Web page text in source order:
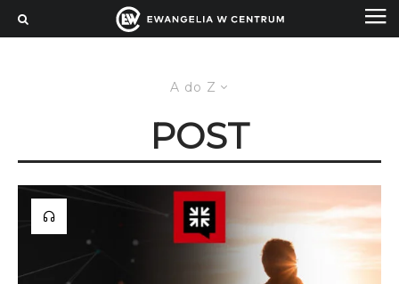
A do Z
POST